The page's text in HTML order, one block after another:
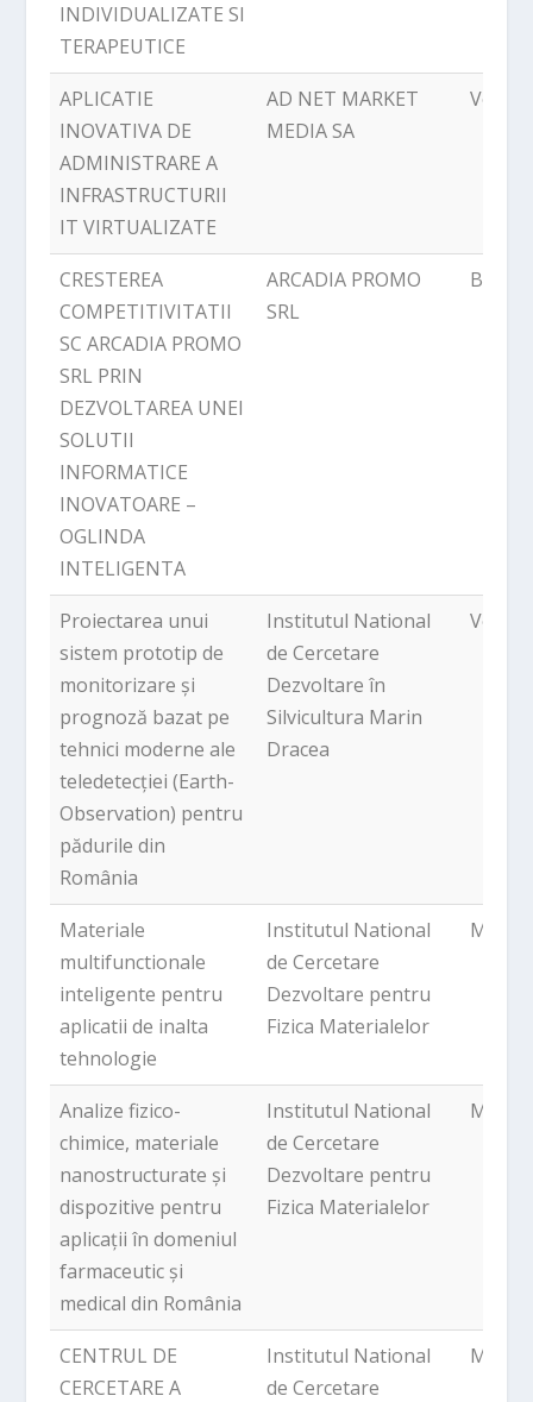
INDIVIDUALIZATE SI
TERAPEUTICE
APLICATIE
INOVATIVA DE
ADMINISTRARE A
INFRASTRUCTURII
IT VIRTUALIZATE
AD NET MARKET
MEDIA SA
CRESTEREA
COMPETITIVITATII
SC ARCADIA PROMO
SRL PRIN
DEZVOLTAREA UNEI
SOLUTII
INFORMATICE
INOVATOARE –
OGLINDA
INTELIGENTA
ARCADIA PROMO
SRL
Proiectarea unui
sistem prototip de
monitorizare și
prognoză bazat pe
tehnici moderne ale
teledetecției (Earth-
Observation) pentru
pădurile din
România
Institutul National
de Cercetare
Dezvoltare în
Silvicultura Marin
Dracea
Materiale
multifunctionale
inteligente pentru
aplicatii de inalta
tehnologie
Institutul National
de Cercetare
Dezvoltare pentru
Fizica Materialelor
Analize fizico-
chimice, materiale
nanostructurate și
dispozitive pentru
aplicații în domeniul
farmaceutic și
medical din România
Institutul National
de Cercetare
Dezvoltare pentru
Fizica Materialelor
CENTRUL DE
CERCETARE A
Institutul National
de Cercetare